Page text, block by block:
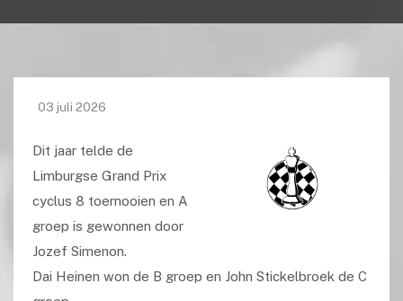
03 juli 2026
Dit jaar telde de
Limburgse Grand Prix
cyclus 8 toernooien en A
groep is gewonnen door
Jozef Simenon.
Dai Heinen won de B groep en John Stickelbroek de C